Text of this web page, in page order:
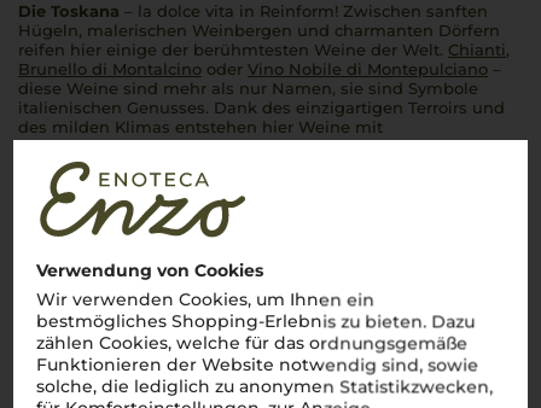
Verwendung von Cookies
Wir verwenden Cookies, um Ihnen ein
bestmögliches Shopping-Erlebnis zu bieten. Dazu
zählen Cookies, welche für das ordnungsgemäße
Funktionieren der Website notwendig sind, sowie
solche, die lediglich zu anonymen Statistikzwecken,
Die Toskana – la dolce vita in Reinform! Zwischen sanften
Hügeln, malerischen Weinbergen und charmanten Dörfern
reifen hier einige der berühmtesten Weine der Welt. Chianti,
Brunello di Montalcino oder Vino Nobile di Montepulciano –
diese Weine sind mehr als nur Namen, sie sind Symbole
italienischen Genusses. Dank des einzigartigen Terroirs und
des milden Klimas entstehen hier Weine mit
unverwechselbarem Charakter: kräftig, harmonisch und voller
Sonne. Ein Glas
bezaubernde Landschaft der Region und lässt die Seele
Italiens in jedem Schluck spürbar werden.
Mehr Weine aus Toskana